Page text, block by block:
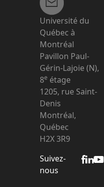
Université du
Québec à
Montréal
Pavillon Paul-
Gérin-Lajoie (N),
8e étage
1205, rue Saint-
Denis
Montréal,
Québec
H2X 3R9
Suivez-
nous